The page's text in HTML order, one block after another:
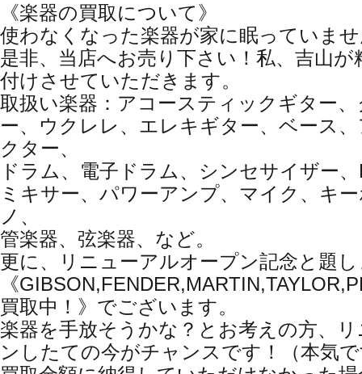
《楽器の買取について》
使わなくなった楽器が家に眠っていま
是非、当店へお売り下さい！私、吉山が
付けさせていただきます。
取扱い楽器：アコースティックギター
ー、ウクレレ、エレキギター、ベース
クター、
ドラム、電子ドラム、シンセサイザー
ミキサー、パワーアンプ、マイク、キ
ノ、
管楽器、弦楽器、など。
更に、リニューアルオープン記念と題
《
買取中！》でございます。
楽器を手放そうかな？とお考えの方、
ンしたての今がチャンスです！（本気